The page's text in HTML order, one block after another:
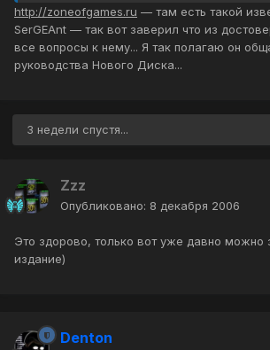
http://zoneofgames.ru — там есть такой
SerGEAnt — так вот заверил что из
все вопросы к нему... Я так полагаю он
руководства Нового Диска...
3 недели спустя...
Zzz
Опубликовано: 8 декабря 2006
Это здорово, только вот уже давно можно
издание)
Denton